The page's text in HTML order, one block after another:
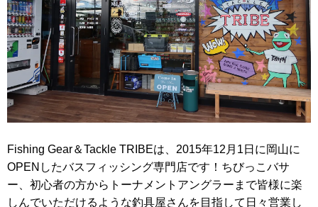
Fishing Gear＆Tackle TRIBEは、2015年12月1日に岡山に
OPENしたバスフィッシング専門店です！ちびっこバサ
ー、初心者の方からトーナメントアングラーまで皆様に楽
しんでいただけるような釣具屋さんを目指して日々営業し